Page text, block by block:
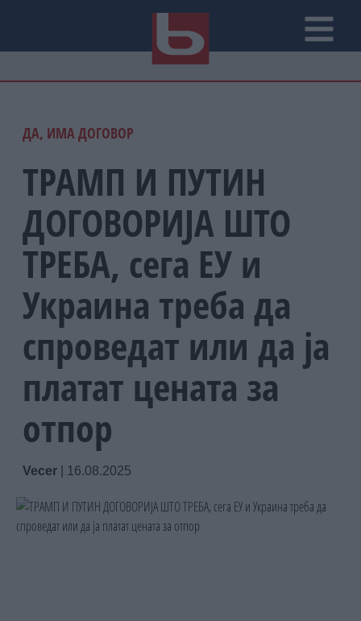
ДА, ИМА ДОГОВОР
ТРАМП И ПУТИН
ДОГОВОРИЈА ШТО
ТРЕБА, сега ЕУ и
Украина треба да
спроведат или да ја
платат цената за
отпор
Vecer 16.08.2025